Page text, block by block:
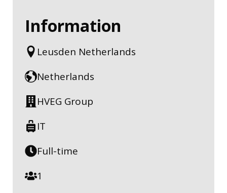
Information
Leusden Netherlands
Netherlands
HVEG Group
IT
Full-time
1